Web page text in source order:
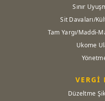
Sınır
Sit Davaları/
Tam Yargı/Maddi-
Ukome
VERGİ
Düzeltme